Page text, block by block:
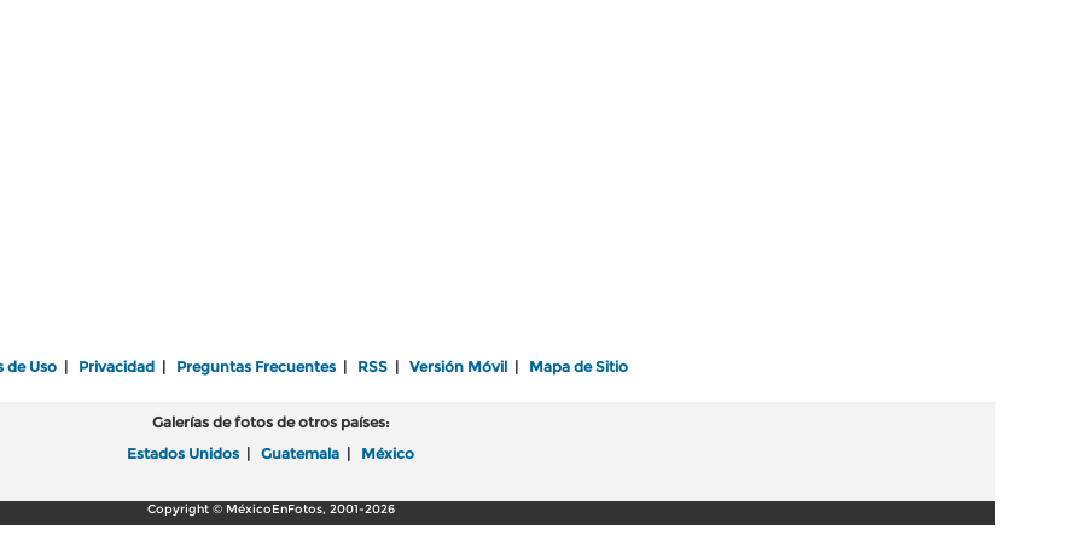
de Uso Privacidad Preguntas Frecuentes RSS Versión Móvil Mapa de Sitio
Galerías de fotos de otros países:
Estados Unidos
Guatemala México
Copyright © MéxicoEnFotos, 2001-2026